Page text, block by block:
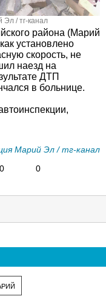
Эл / тг-канал
района (Марий
установлено
скорость, не
наезд на
ДТП
в больнице.
Марий Эл / тг-канал
0
0